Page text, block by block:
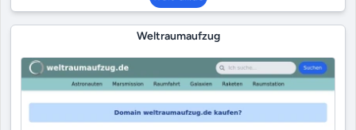
Weltraumaufzug